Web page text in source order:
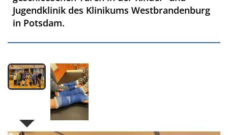
Jugendklinik des Klinikums Westbrandenburg
in Potsdam.